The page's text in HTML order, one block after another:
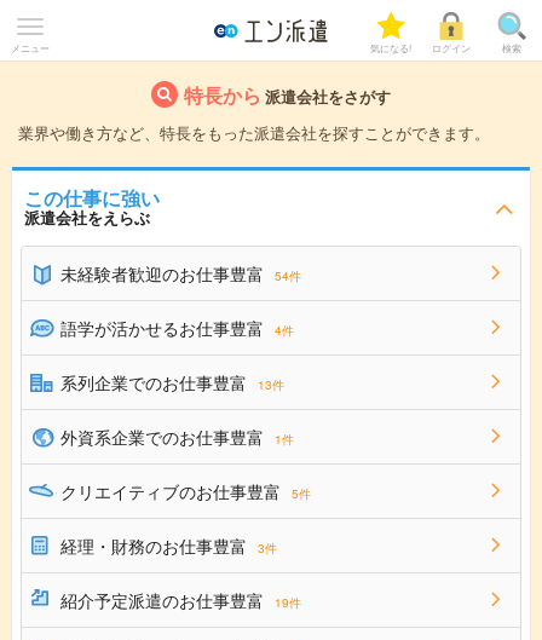
メニュー 気になる! ログイン 検索
特長から 派遣会社をさがす
業界や働き方など、特長をもった派遣会社を探すことができます。
この仕事に強い
派遣会社をえらぶ
未経験者歓迎のお仕事豊富 54件
語学が活かせるお仕事豊富 4件
系列企業でのお仕事豊富 13件
外資系企業でのお仕事豊富 1件
クリエイティブのお仕事豊富 5件
経理・財務のお仕事豊富 3件
紹介予定派遣のお仕事豊富 19件